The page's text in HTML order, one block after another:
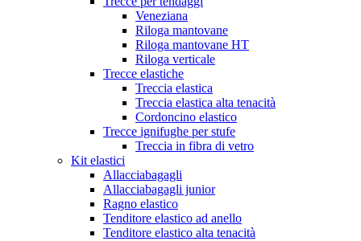
Veneziana
Riloga mantovane
Riloga mantovane HT
Riloga verticale
Trecce elastiche
Treccia elastica
Treccia elastica alta tenacità
Cordoncino elastico
Trecce ignifughe per stufe
Treccia in fibra di vetro
Kit elastici
Allacciabagagli
Allacciabagagli junior
Ragno elastico
Tenditore elastico ad anello
Tenditore elastico alta tenacità